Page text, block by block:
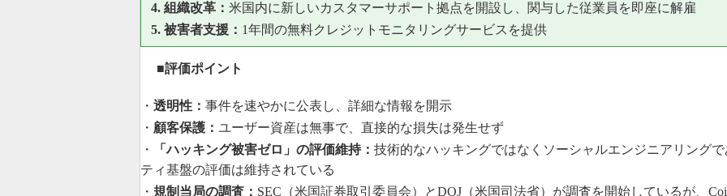
4. 組織改革： 米国内に新しいカスタマーサポート拠点を開設し、関与した従業員を即座に解雇
5. 被害者支援： 1年間の無料クレジットモニタリングサービスを提供
■評価ポイント
・ 透明性： 事件を速やかに公表し、詳細な情報を開示
・ 顧客保護： ユーザー資産は無事で、直接的な損失は発生せず
・
「ハッキング被害ゼロ」の評価維持： 技術的なハッキングではなくソーシャルエンジニアリング
ティ基盤の評価は維持されている
・ 規制当局の調査： SEC（米国証券取引委員会）とDOJ（米国司法省）が調査を開始しているが、